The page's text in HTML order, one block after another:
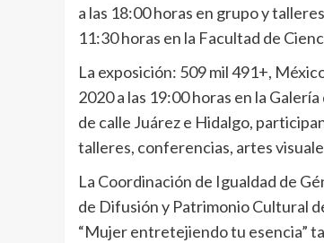
a las 18:00 horas en grupo y
11:30 horas en la Facultad de
La exposición: 509 mil 491+,
2020 a las 19:00 horas en la
de calle Juárez e Hidalgo,
talleres, conferencias, artes
La Coordinación de Igualdad de
de Difusión y Patrimonio Cultural
“Mujer entretejiendo tu esencia”